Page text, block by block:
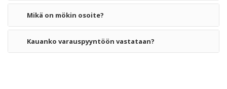
Mikä on mökin osoite?
Kauanko varauspyyntöön vastataan?